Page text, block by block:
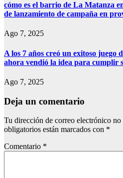
cómo es el barrio de La Matanza
de lanzamiento de campaña en
Ago 7, 2025
A los 7 años creó un exitoso juego
ahora vendió la idea para cumplir
Ago 7, 2025
Deja un comentario
Tu dirección de correo electrónico no
obligatorios están marcados con *
Comentario *